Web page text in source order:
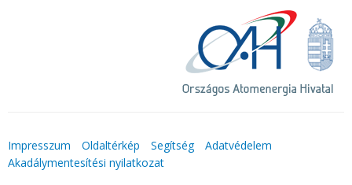
Impresszum Oldaltérkép Segítség
Adatvédelem
Akadálymentesítési nyilatkozat